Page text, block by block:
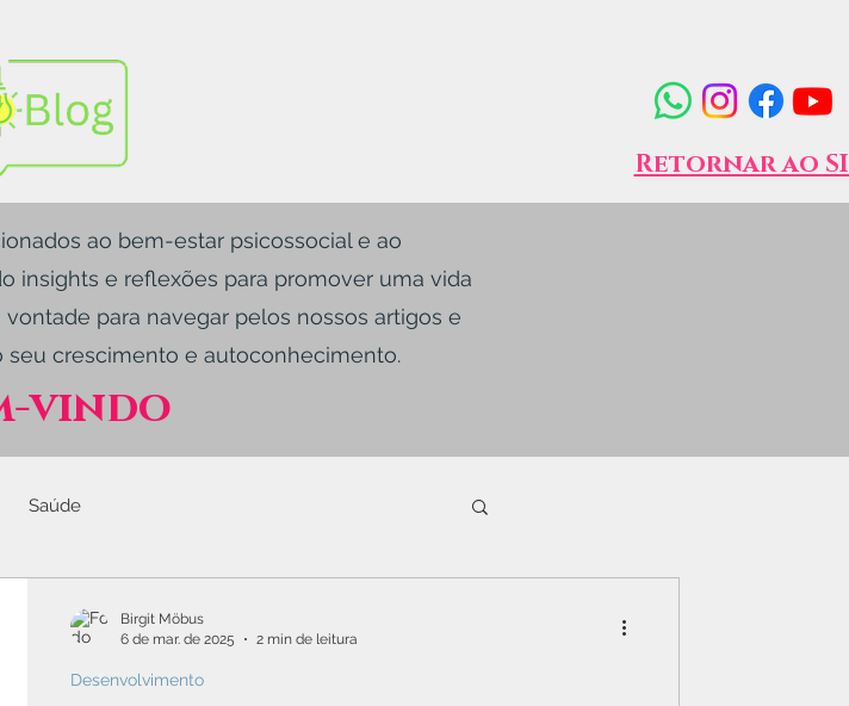
Retornar ao
vindo
ao bem-estar psicossocial e ao
insights e reflexões para promover uma vida
para navegar pelos nossos artigos e
seu crescimento e autoconhecimento.
Saúde
Desenvolvimento
Birgit Möbus
6 de mar. de 2025
2 min de leitura